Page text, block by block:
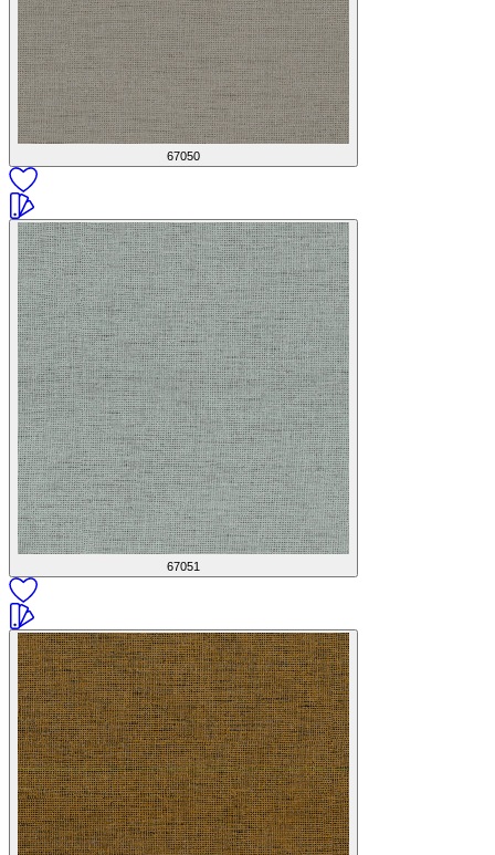
67050
67051